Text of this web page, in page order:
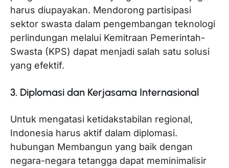
harus diupayakan. Mendorong partisipasi
sektor swasta dalam pengembangan teknologi
perlindungan melalui Kemitraan Pemerintah-
Swasta (KPS) dapat menjadi salah satu solusi
yang efektif.
3. Diplomasi dan Kerjasama Internasional
Untuk mengatasi ketidakstabilan regional,
Indonesia harus aktif dalam diplomasi.
hubungan Membangun yang baik dengan
negara-negara tetangga dapat meminimalisir